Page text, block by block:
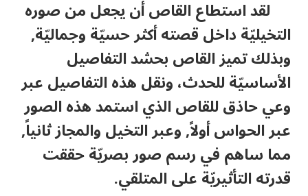
لقد استطاع القاص أن يجعل من صوره
التخيليّة داخل قصته أكثر حسيّة وجماليّة,
وبذلك تميز القاص بحشد التفاصيل
الأساسيّة للحدث، ونقل هذه التفاصيل عبر
وعي حاذق للقاص الذي استمد هذه الصور
عبر الحواس أولاً, وعبر التخيل والمجاز ثانياً,
مما ساهم في رسم صور بصريّة حققت
قدرته التأثيريّة على المتلقي.